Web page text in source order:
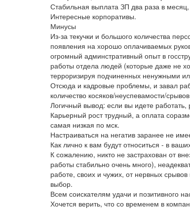
Стабильная выплата ЗП два раза в
Интересные корпоративы.
Минусы
Из-за текучки и большого количества
появления на хорошо оплачиваемых
огромный админстративный опыт в
работы отдела людей (которые даже не
терроризируя подчиненных ненужными
Отсюда и кадровые проблемы, и завал
количество косяков/неуспевамости/
Логичный вывод: если вы идете работать,
Карьерный рост трудный, а оплата
самая низкая по мск.
Настраиваться на негатив заранее не
Как лично к вам будут относиться - в
К сожалению, никто не застрахован от
работы стабильно очень много),
работе, своих и чужих, от нервных
выбор.
Всем соискателям удачи и позитивного
Хочется верить, что со временем в